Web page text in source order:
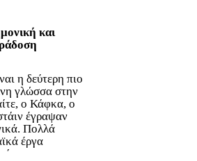
και
η δεύτερη πιο
γλώσσα στην
ο Κάφκα, ο
έγραψαν
Πολλά
έργα